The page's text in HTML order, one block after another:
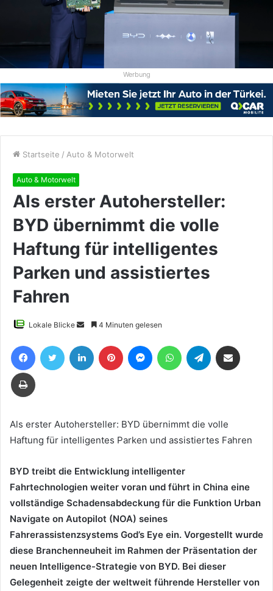
Werbung
Startseite / Auto & Motorwelt
Auto & Motorwelt
Als erster Autohersteller:
BYD übernimmt die volle
Haftung für intelligentes
Parken und assistiertes
Fahren
Lokale Blicke
Sende
eine
E-
4 Minuten gelesen
FacebookTwitter LinkedIn Pinterest MessengerWhatsAppTelegram
Drucken
Als erster Autohersteller: BYD übernimmt die volle
Haftung für intelligentes Parken und assistiertes Fahren
BYD treibt die Entwicklung intelligenter
Fahrtechnologien weiter voran und führt in China eine
vollständige Schadensabdeckung für die Funktion Urban
Navigate on Autopilot (NOA) seines
Fahrerassistenzsystems God’s Eye ein. Vorgestellt wurde
diese Branchenneuheit im Rahmen der Präsentation der
neuen Intelligence-Strategie von BYD. Bei dieser
Gelegenheit zeigte der weltweit führende Hersteller von